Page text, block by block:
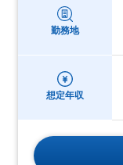
勤務地
想定年収